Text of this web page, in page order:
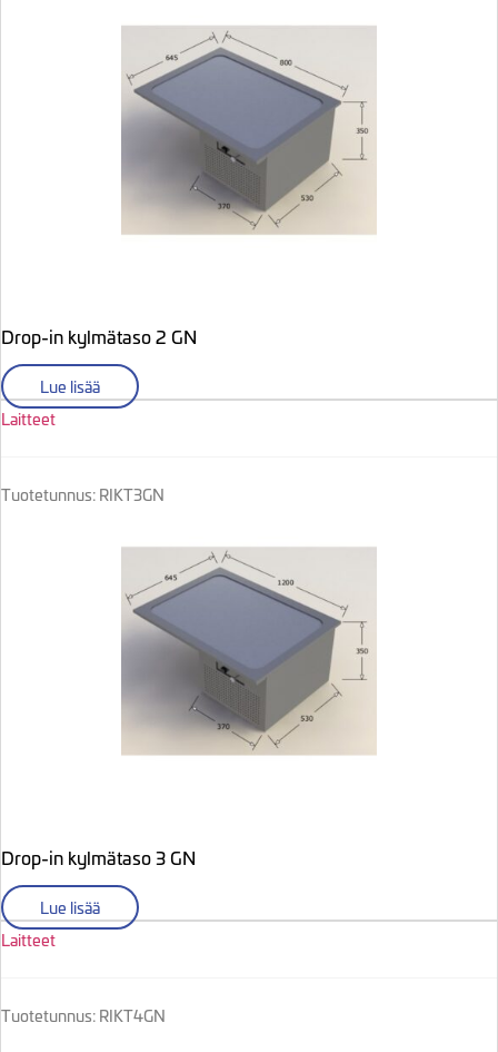
Drop-in kylmätaso 2 GN
Lue lisää
Laitteet
Tuotetunnus: RIKT3GN
Drop-in kylmätaso 3 GN
Lue lisää
Laitteet
Tuotetunnus: RIKT4GN